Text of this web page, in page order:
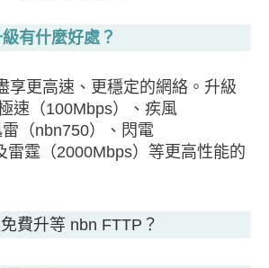
有什麼好處？
享更高速、更穩定的網絡。升級
速（100Mbps）、疾風
雷（nbn750）、閃電
雷霆（2000Mbps）等更高性能的
費升等 nbn FTTP？